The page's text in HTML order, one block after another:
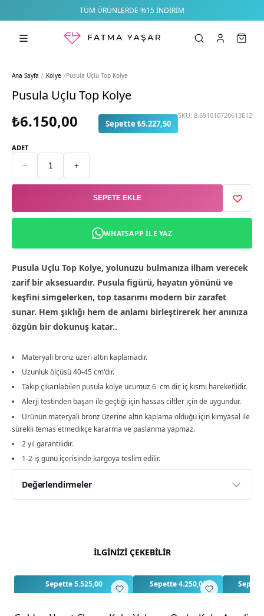
TÜM ÜRÜNLERDE %15 İNDIRIM
Ana Sayfa / Kolye /Pusula Uçlu Top Kolye
Pusula Uçlu Top Kolye
₺6.150,00 Sepette ₺5.227,50
SKU: 8.691010720613E12
ADET
− +
SEPETE EKLE
WHATSAPP ILE YAZ
Pusula Uçlu Top Kolye, yolunuzu bulmanıza ilham verecek
zarif bir aksesuardır. Pusula figürü, hayatın yönünü ve
keşfini simgelerken, top tasarımı modern bir zarafet
sunar. Hem şıklığı hem de anlamı birleştirerek her anınıza
özgün bir dokunuş katar..
Materyali bronz üzeri altın kaplamadır.
Uzunluk ölçüsü 40-45 cm'dir.
Takıp çıkarılabilen pusula kolye ucumuz 6 cm dir, iç kısmı hareketlidir.
Alerji testinden başarı ile geçtiği için hassas ciltler için de uygundur.
Ürünün materyali bronz üzerine altın kaplama olduğu için kimyasal ile
sürekli temas etmedikçe kararma ve paslanma yapmaz.
2 yıl garantilidir.
1-2 iş günü içerisinde kargoya teslim edilir.
Değerlendirmeler
Bu ürün için henüz değerlendirme yapılmamış.
İLGİNİZİ ÇEKEBİLİR
Sepette 5.525,00 Sepette 4.250,00